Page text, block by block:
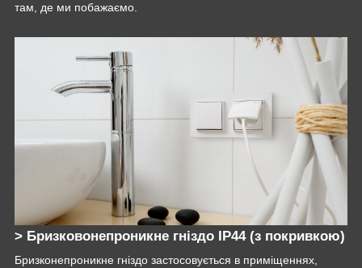
там, де ми побажаємо.
> Бризковонепроникне гніздо IP44 (з покривкою)
Бризконепроникне гніздо застосовується в приміщеннях,